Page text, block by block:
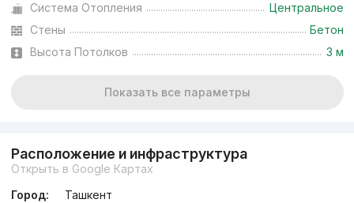
Система Отопления
Центральное
Стены
Бетон
Высота Потолков
3 м
Показать все параметры
Расположение и инфраструктура
Открыть в Google Картах
Город:
Ташкент